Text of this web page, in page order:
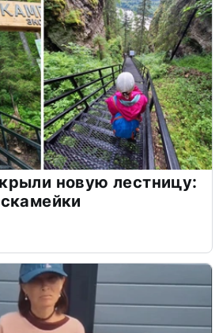
новую лестницу: